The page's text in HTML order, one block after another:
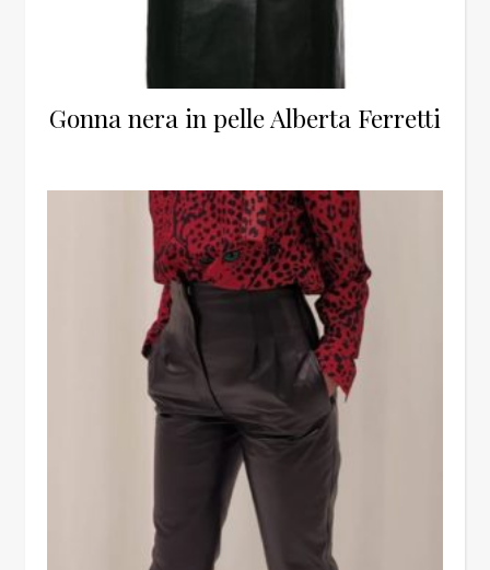
Gonna nera in pelle Alberta Ferretti